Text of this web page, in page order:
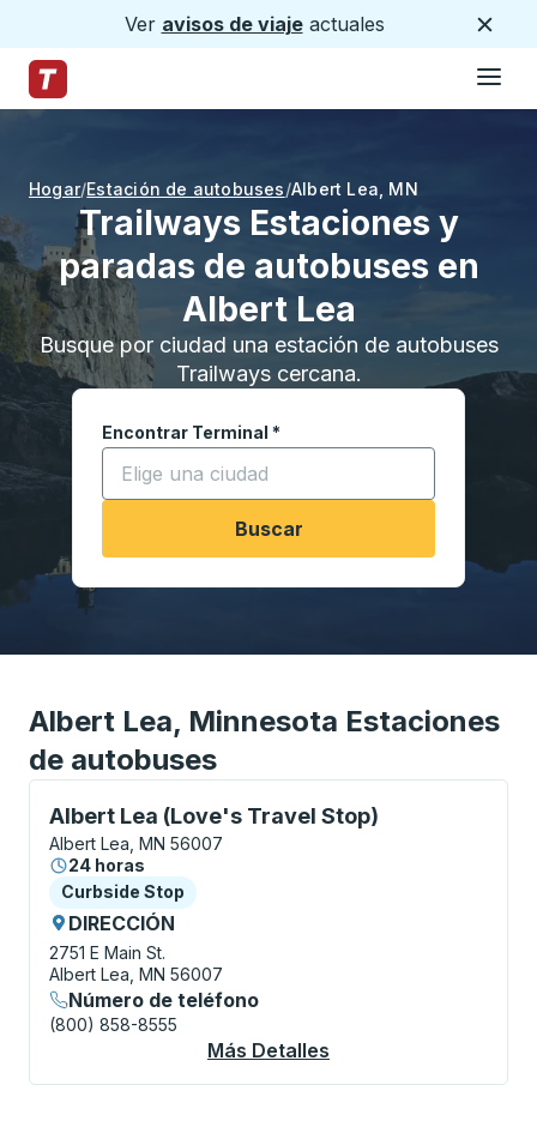
Ver avisos de viajeactuales
Página de inicio de Trailways
Hogar Estación de autobuses Albert Lea MN
Trailways Estaciones y
paradas de autobuses en
Albert Lea
Busque por ciudad una estación de autobuses
Trailways cercana.
Encontrar Terminal *
Comience a escribir una ciudad para abrir las
Buscar
Albert Lea, Minnesota Estaciones
de autobuses
Albert Lea (Love's Travel Stop)
Curbside Stop, utilice las teclas de flecha o la tecla
Albert Lea, MN 56007
24 horas
Curbside Stop
Curbside Stop
DIRECCIÓN
2751 E Main St.
Albert Lea, MN 56007
Número de teléfono
(800) 858-8555
Más Detalles